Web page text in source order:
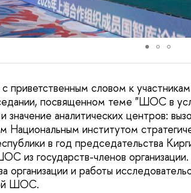
приветственным словом к
посвященном теме "ШОС в
значение аналитических центров:
Национальным институтом
в год председательства
из государств-членов
организации и работы
ШОС.